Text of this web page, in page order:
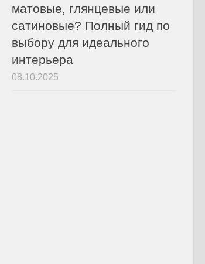
матовые, глянцевые или
сатиновые? Полный гид по
выбору для идеального
интерьера
08.10.2025